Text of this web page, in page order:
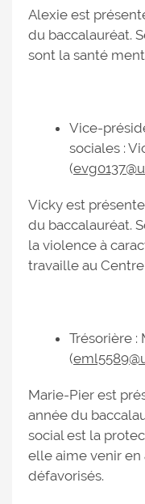
Alexie est
du baccalauréat.
sont la santé
Vice-
sociales :
(
Vicky est
du baccalauréat.
la violence à
travaille au
Trésorière :
(
Marie-Pier est
année du
social est la
elle aime venir en
défavorisés.